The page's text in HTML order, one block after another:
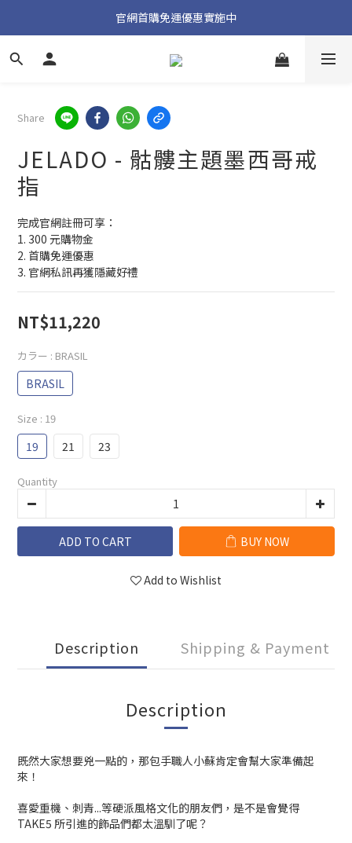
加入官方 LINE 獲取隱藏好禮
官網首購免運優惠實施中
加入官方 LINE 獲取隱藏好禮
Share
JELADO - 骷髏主題墨西哥戒
指
完成官網註冊可享：
1. 300 元購物金
2. 首購免運優惠
3. 官網私訊再獲隱藏好禮
NT$11,220
カラー : BRASIL
BRASIL
Size : 19
19 21 23
Quantity
ADD TO CART BUY NOW
Add to Wishlist
Description Shipping & Payment
Description
既然大家想要兇一點的，那包手職人小蘇肯定會幫大家準備起
來！
喜愛重機、刺青...等硬派風格文化的朋友們，是不是會覺得
TAKE5 所引進的飾品們都太溫馴了呢？